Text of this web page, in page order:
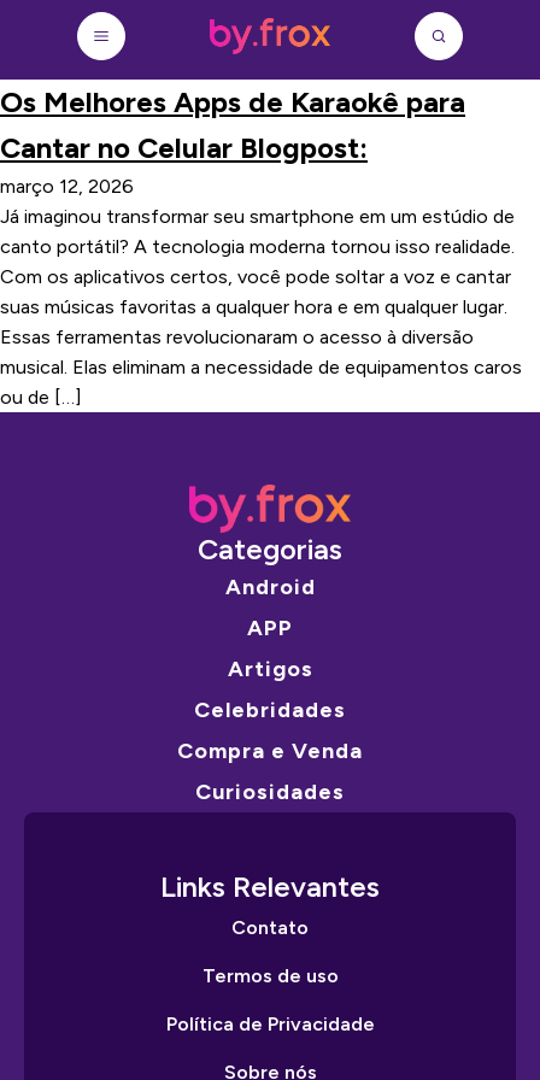
Os Melhores Apps de Karaokê para
Cantar no Celular Blogpost:
março 12, 2026
Já imaginou transformar seu smartphone em um estúdio de
canto portátil? A tecnologia moderna tornou isso realidade.
Com os aplicativos certos, você pode soltar a voz e cantar
suas músicas favoritas a qualquer hora e em qualquer lugar.
Essas ferramentas revolucionaram o acesso à diversão
musical. Elas eliminam a necessidade de equipamentos caros
ou de […]
Categorias
Android
APP
Artigos
Celebridades
Compra e Venda
Curiosidades
Links Relevantes
Contato
Termos de uso
Política de Privacidade
Sobre nós